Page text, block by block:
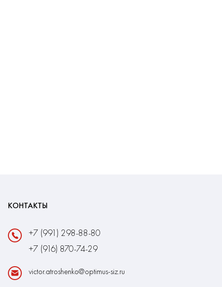
КОНТАКТЫ
+7 (991) 298-88-80
+7 (916) 870-74-29
victor.atroshenko@optimus-siz.ru